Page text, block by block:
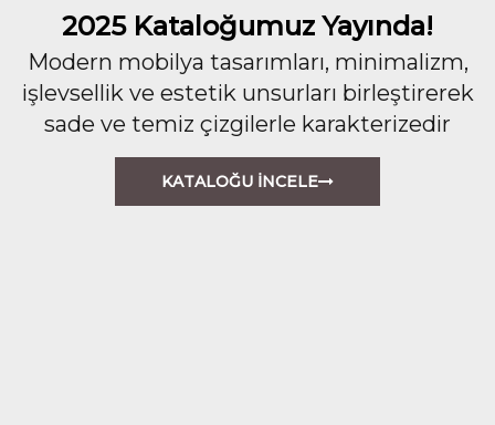
2025 Kataloğumuz Yayında!
Modern mobilya tasarımları, minimalizm,
işlevsellik ve estetik unsurları birleştirerek
sade ve temiz çizgilerle karakterizedir
KATALOĞU İNCELE